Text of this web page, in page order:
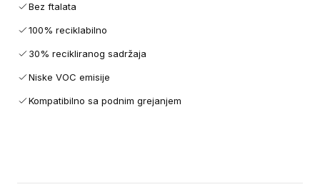
Bez ftalata
100% reciklabilno
30% recikliranog sadržaja
Niske VOC emisije
Kompatibilno sa podnim grejanjem